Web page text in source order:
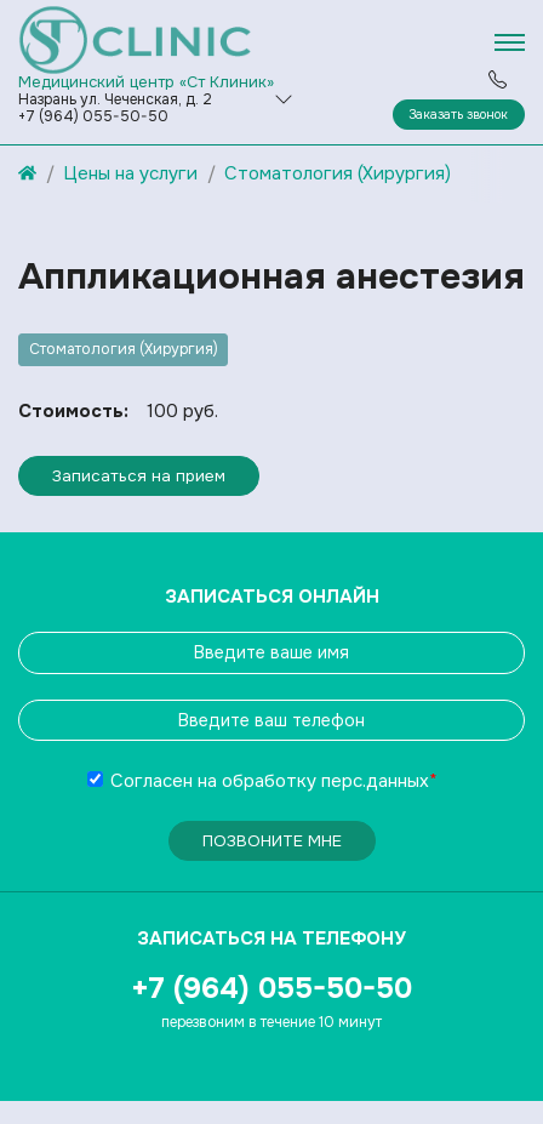
Медицинский центр «Ст Клиник»
Назрань ул. Чеченская, д. 2
+7 (964) 055-50-50
Заказать звонок
Цены на услуги Стоматология (Хирургия)
Аппликационная анестезия
Стоматология (Хирургия)
Стоимость: 100 руб.
Записаться на прием
ЗАПИСАТЬСЯ ОНЛАЙН
Согласен на обработку перс.данных*
ПОЗВОНИТЕ МНЕ
ЗАПИСАТЬСЯ НА ТЕЛЕФОНУ
+7 (964) 055-50-50
перезвоним в течение 10 минут